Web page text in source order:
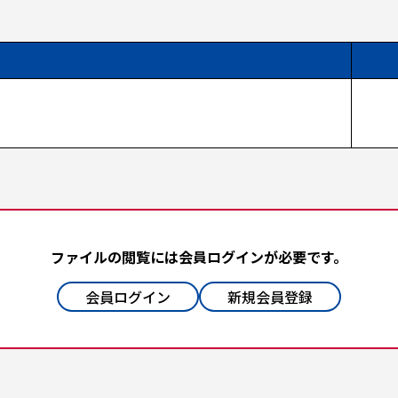
ファイルの閲覧には会員ログインが必要です。
会員ログイン
新規会員登録